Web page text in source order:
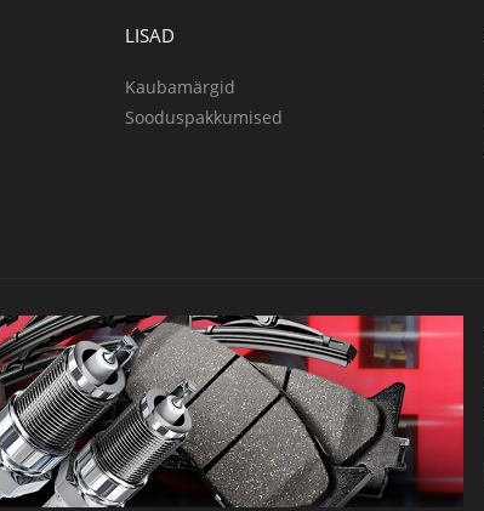
LISAD
Kaubamärgid
Sooduspakkumised